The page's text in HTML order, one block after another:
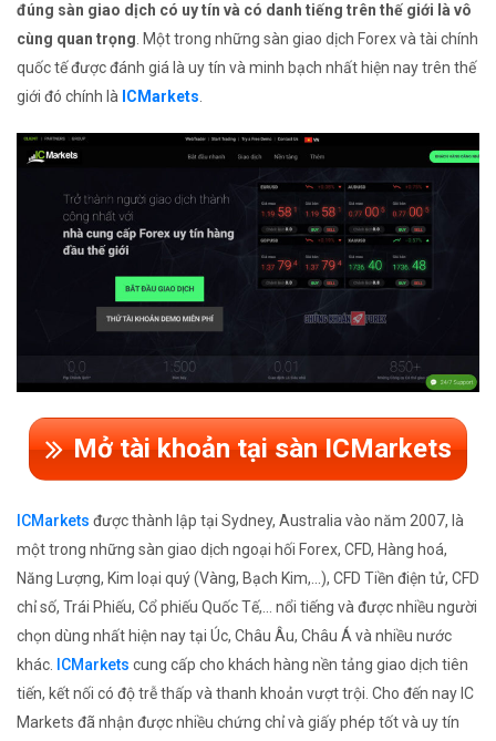
đúng sàn giao dịch có uy tín và có danh tiếng trên thế giới là vô
cùng quan trọng. Một trong những sàn giao dịch Forex và tài chính
quốc tế được đánh giá là uy tín và minh bạch nhất hiện nay trên thế
giới đó chính là ICMarkets.
Mở tài khoản tại sàn ICMarkets
ICMarkets được thành lập tại Sydney, Australia vào năm 2007, là
một trong những sàn giao dịch ngoại hối Forex, CFD, Hàng hoá,
Năng Lượng, Kim loại quý (Vàng, Bạch Kim,...), CFD Tiền điện tử, CFD
chỉ số, Trái Phiếu, Cổ phiếu Quốc Tế,... nổi tiếng và được nhiều người
chọn dùng nhất hiện nay tại Úc, Châu Âu, Châu Á và nhiều nước
khác. ICMarkets cung cấp cho khách hàng nền tảng giao dịch tiên
tiến, kết nối có độ trễ thấp và thanh khoản vượt trội. Cho đến nay IC
Markets đã nhận được nhiều chứng chỉ và giấy phép tốt và uy tín